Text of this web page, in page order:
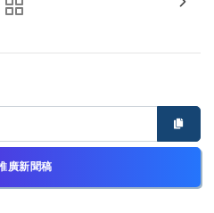
廣新聞稿